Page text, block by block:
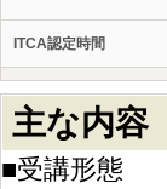
ITCA認定時間
主な内容
■受講形態